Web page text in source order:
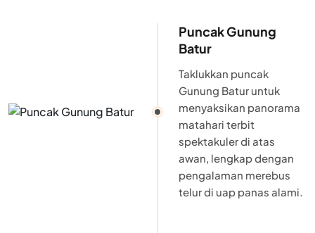
Puncak Gunung
Batur
Taklukkan puncak
Gunung Batur untuk
menyaksikan panorama
matahari terbit
spektakuler di atas
awan, lengkap dengan
pengalaman merebus
telur di uap panas alami.